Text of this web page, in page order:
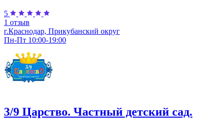
5
1 отзыв
г.Краснодар, Прикубанский округ
Пн-Пт 10:00-19:00
3/9 Царство. Частный детский сад.